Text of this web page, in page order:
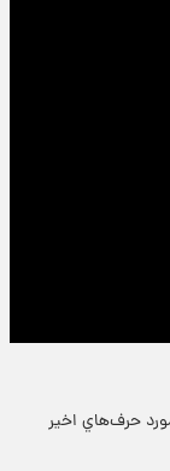
حرف‌هاي اخير